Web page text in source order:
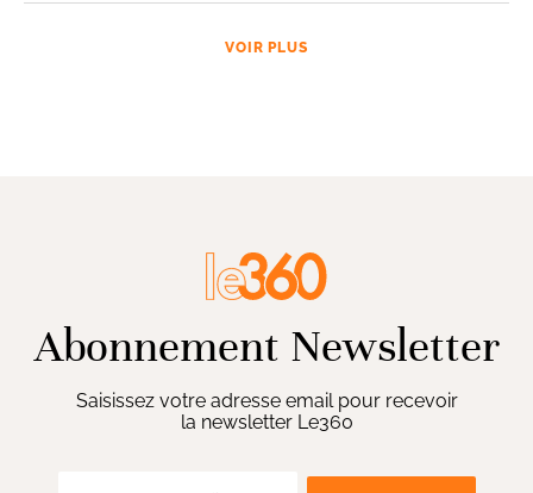
VOIR PLUS
Abonnement Newsletter
Saisissez votre adresse email pour recevoir
la newsletter Le360